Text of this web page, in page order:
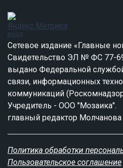
вход
Сетевое издание «Главные
Свидетельство ЭЛ № ФС 77-
выдано Федеральной
связи, информационных
коммуникаций
Учредитель - ООО "Мозаика".
главный редактор Молчанова
Политика обработки
Пользовательское соглашение